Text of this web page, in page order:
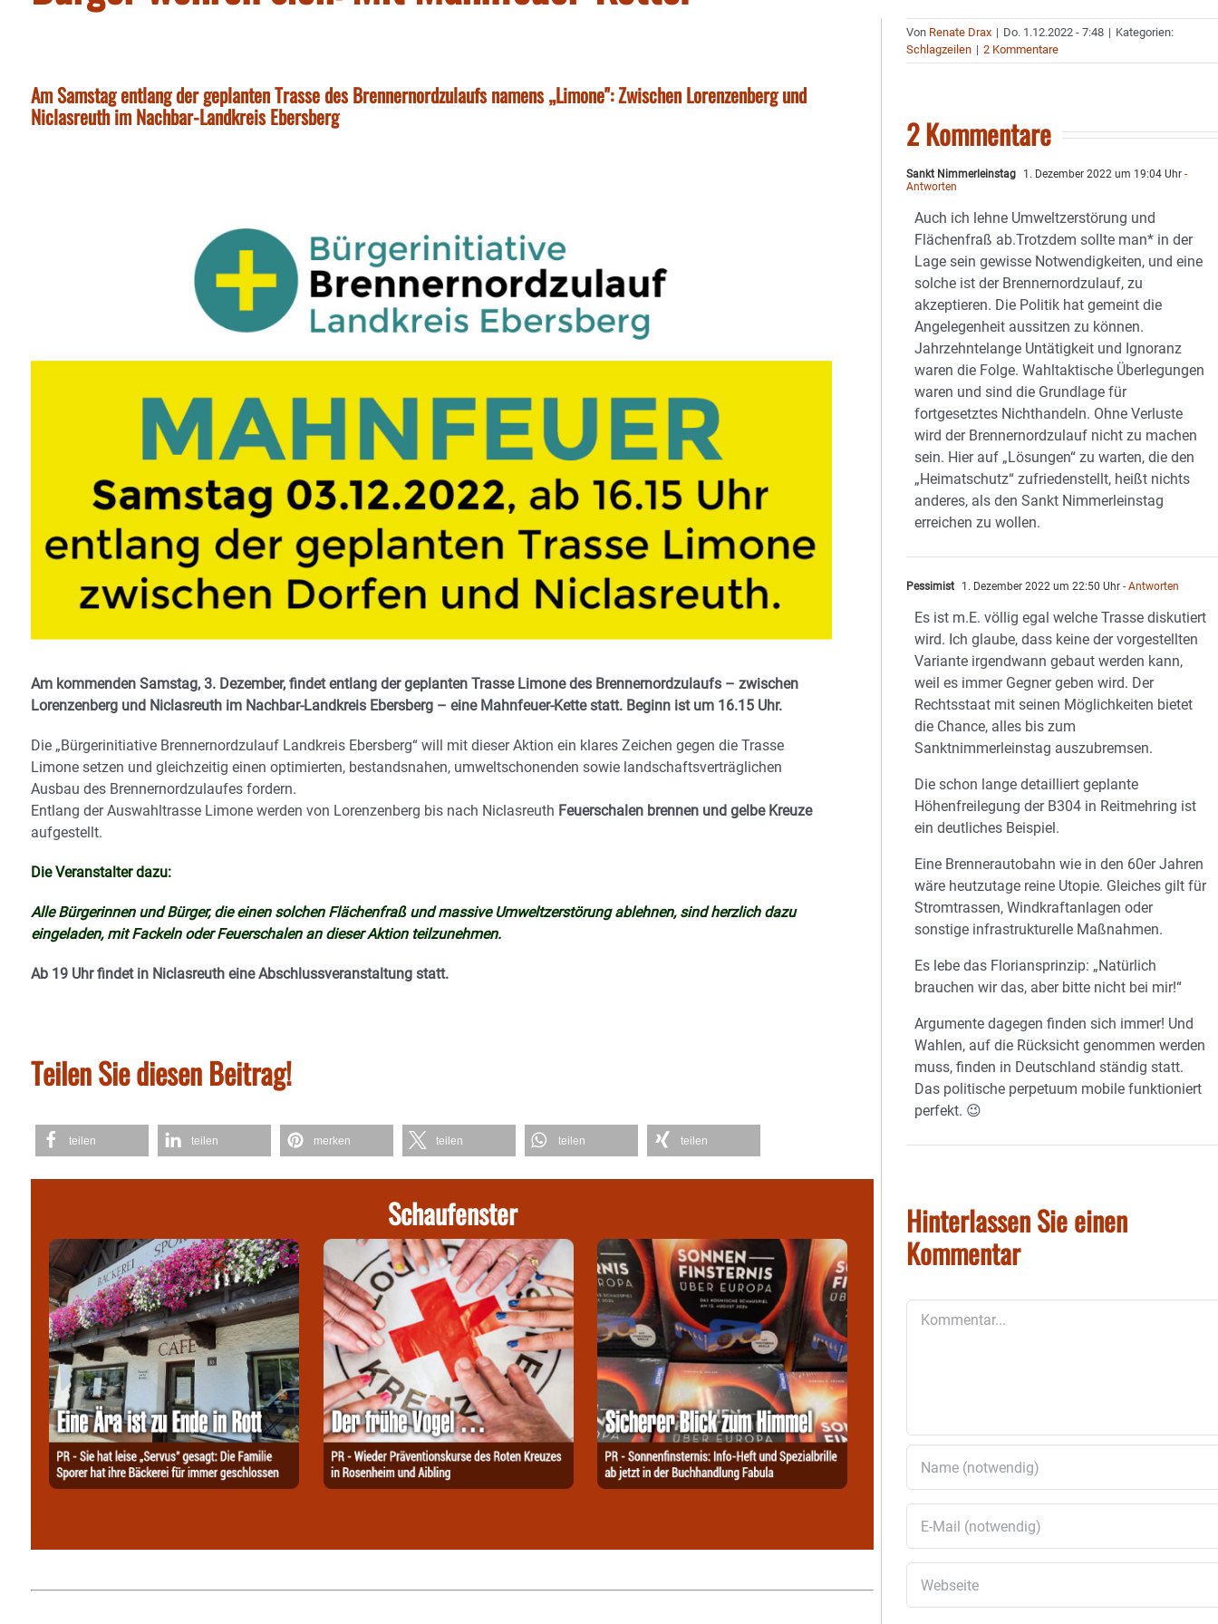
Am Samstag entlang der geplanten Trasse des Brennernordzulaufs namens „Limone": Zwischen Lorenzenberg und
Niclasreuth im Nachbar-Landkreis Ebersberg
Am kommenden Samstag, 3. Dezember, findet entlang der geplanten Trasse Limone des Brennernordzulaufs – zwischen
Lorenzenberg und Niclasreuth im Nachbar-Landkreis Ebersberg – eine Mahnfeuer-Kette statt. Beginn ist um 16.15 Uhr.
Die „Bürgerinitiative Brennernordzulauf Landkreis Ebersberg“ will mit dieser Aktion ein klares Zeichen gegen die Trasse
Limone setzen und gleichzeitig einen optimierten, bestandsnahen, umweltschonenden sowie landschaftsverträglichen
Ausbau des Brennernordzulaufes fordern.
Entlang der Auswahltrasse Limone werden von Lorenzenberg bis nach Niclasreuth Feuerschalen brennen und gelbe Kreuze
aufgestellt.
Die Veranstalter dazu:
Alle Bürgerinnen und Bürger, die einen solchen Flächenfraß und massive Umweltzerstörung ablehnen, sind herzlich dazu
eingeladen, mit Fackeln oder Feuerschalen an dieser Aktion teilzunehmen.
Ab 19 Uhr findet in Niclasreuth eine Abschlussveranstaltung statt.
Teilen Sie diesen Beitrag!
teilen teilen merken teilen teilen teilen
Schaufenster
Von Renate Drax | Do. 1.12.2022 - 7:48 | Kategorien:
Schlagzeilen | 2 Kommentare
2 Kommentare
Sankt Nimmerleinstag 1. Dezember 2022 um 19:04 Uhr -
Antworten
Auch ich lehne Umweltzerstörung und
Flächenfraß ab.Trotzdem sollte man* in der
Lage sein gewisse Notwendigkeiten, und eine
solche ist der Brennernordzulauf, zu
akzeptieren. Die Politik hat gemeint die
Angelegenheit aussitzen zu können.
Jahrzehntelange Untätigkeit und Ignoranz
waren die Folge. Wahltaktische Überlegungen
waren und sind die Grundlage für
fortgesetztes Nichthandeln. Ohne Verluste
wird der Brennernordzulauf nicht zu machen
sein. Hier auf „Lösungen“ zu warten, die den
„Heimatschutz“ zufriedenstellt, heißt nichts
anderes, als den Sankt Nimmerleinstag
erreichen zu wollen.
Pessimist 1. Dezember 2022 um 22:50 Uhr - Antworten
Es ist m.E. völlig egal welche Trasse diskutiert
wird. Ich glaube, dass keine der vorgestellten
Variante irgendwann gebaut werden kann,
weil es immer Gegner geben wird. Der
Rechtsstaat mit seinen Möglichkeiten bietet
die Chance, alles bis zum
Sanktnimmerleinstag auszubremsen.
Die schon lange detailliert geplante
Höhenfreilegung der B304 in Reitmehring ist
ein deutliches Beispiel.
Eine Brennerautobahn wie in den 60er Jahren
wäre heutzutage reine Utopie. Gleiches gilt für
Stromtrassen, Windkraftanlagen oder
sonstige infrastrukturelle Maßnahmen.
Es lebe das Floriansprinzip: „Natürlich
brauchen wir das, aber bitte nicht bei mir!“
Argumente dagegen finden sich immer! Und
Wahlen, auf die Rücksicht genommen werden
muss, finden in Deutschland ständig statt.
Das politische perpetuum mobile funktioniert
perfekt. 😉
Hinterlassen Sie einen
Kommentar